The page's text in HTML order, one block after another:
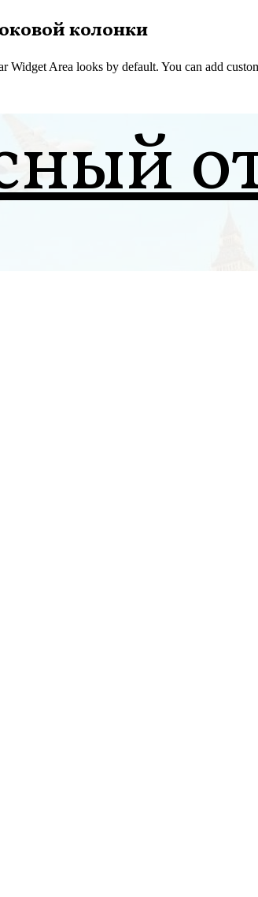
колонки
Widget Area looks by default. You can add